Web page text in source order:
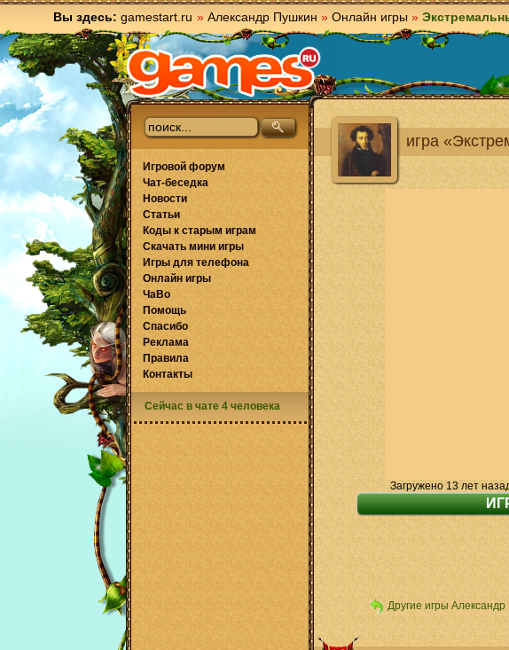
Вы здесь: gamestart.ru » Александр Пушкин » Онлайн игры »
игра
Загружено 13 лет
Другие игры
Игровой форум
Чат-беседка
Новости
Статьи
Коды к старым играм
Скачать мини игры
Игры для телефона
Онлайн игры
ЧаВо
Помощь
Спасибо
Реклама
Правила
Контакты
Сейчас в чате 4 человека